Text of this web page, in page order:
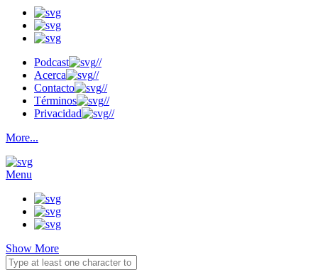
Podcast
//
Acerca
//
Contacto
//
Términos
//
Privacidad
//
More...
Menu
Show More